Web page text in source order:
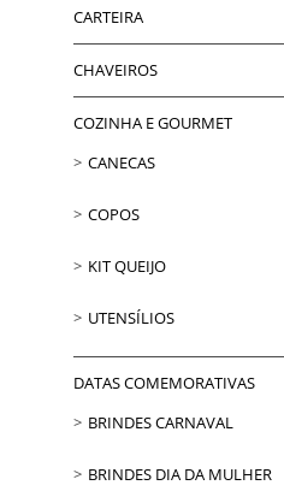
CARTEIRA
CHAVEIROS
COZINHA E GOURMET
CANECAS
COPOS
KIT QUEIJO
UTENSÍLIOS
DATAS COMEMORATIVAS
BRINDES CARNAVAL
BRINDES DIA DA MULHER